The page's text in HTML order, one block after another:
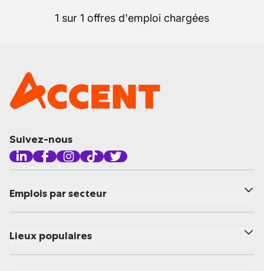
1 sur 1 offres d'emploi chargées
Suivez-nous
Emplois par secteur
Lieux populaires